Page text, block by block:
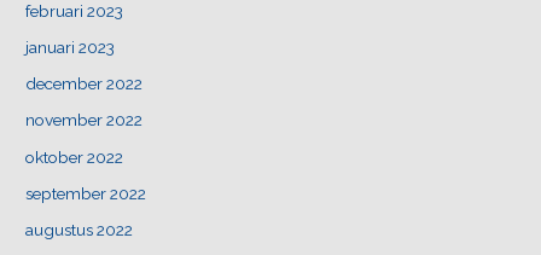
februari 2023
januari 2023
december 2022
november 2022
oktober 2022
september 2022
augustus 2022